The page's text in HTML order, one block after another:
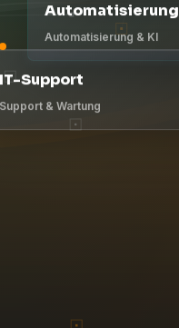
Automatisierung
Automatisierung & KI
IT-Support
Support & Wartung